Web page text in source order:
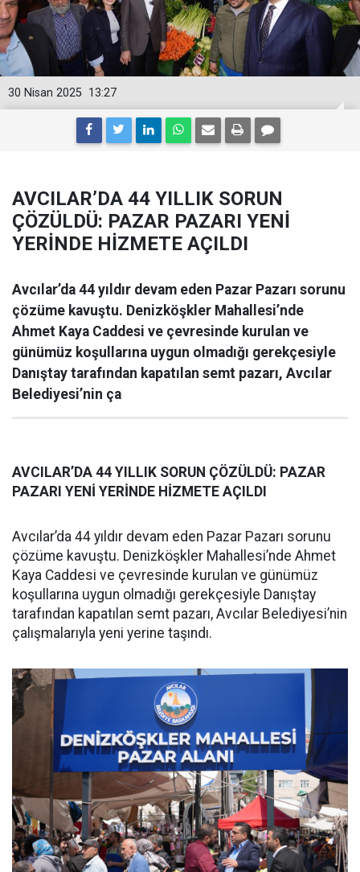
13:27
30 Nisan 2025
AVCILAR’DA 44 YILLIK SORUN
ÇÖZÜLDÜ: PAZAR PAZARI YENİ
YERİNDE HİZMETE AÇILDI
Avcılar’da 44 yıldır devam eden Pazar Pazarı sorunu
çözüme kavuştu. Denizköşkler Mahallesi’nde
Ahmet Kaya Caddesi ve çevresinde kurulan ve
günümüz koşullarına uygun olmadığı gerekçesiyle
Danıştay tarafından kapatılan semt pazarı, Avcılar
Belediyesi’nin ça
AVCILAR’DA 44 YILLIK SORUN ÇÖZÜLDÜ: PAZAR
PAZARI YENİ YERİNDE HİZMETE AÇILDI
Avcılar’da 44 yıldır devam eden Pazar Pazarı sorunu
çözüme kavuştu. Denizköşkler Mahallesi’nde Ahmet
Kaya Caddesi ve çevresinde kurulan ve günümüz
koşullarına uygun olmadığı gerekçesiyle Danıştay
tarafından kapatılan semt pazarı, Avcılar Belediyesi’nin
çalışmalarıyla yeni yerine taşındı.